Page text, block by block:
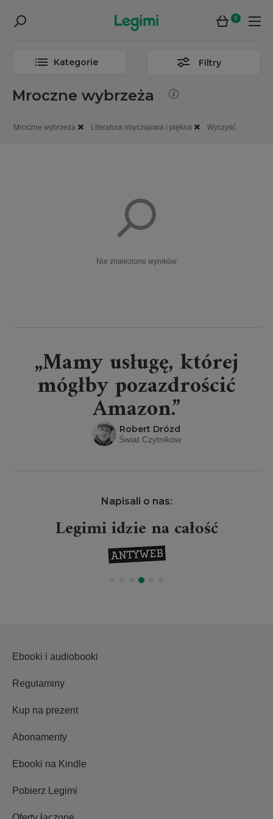
0
Kategorie Filtry
Mroczne wybrzeża
Mroczne wybrzeża Literatura obyczajowa i piękna Wyczyść
Nie znaleziono wyników
„Mamy usługę, której
mógłby pozazdrościć
Amazon.”
Robert Drózd
Świat Czytników
Napisali o nas:
Legimi idzie na całość
Ebooki i audiobooki
Regulaminy
Kup na prezent
Abonamenty
Ebooki na Kindle
Pobierz Legimi